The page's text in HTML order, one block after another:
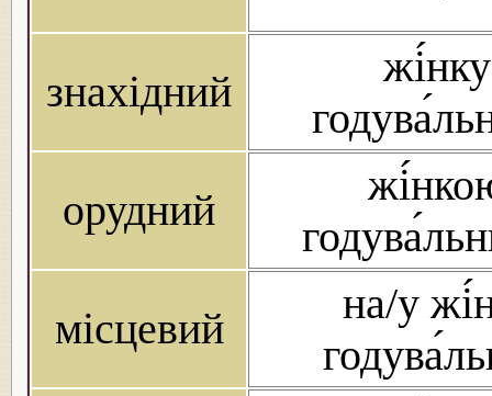
знахідний
орудний
місцевий
на/у